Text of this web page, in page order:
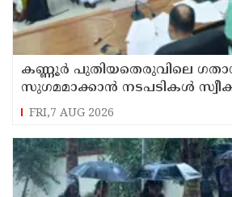
കണ്ണൂർ പുതിയതെരുവിലെ
സുഗമമാക്കാന്‍ നടപടികള്‍
FRI,7 AUG 2026